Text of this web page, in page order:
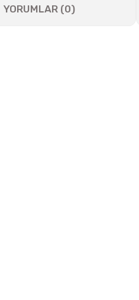
YORUMLAR (0)